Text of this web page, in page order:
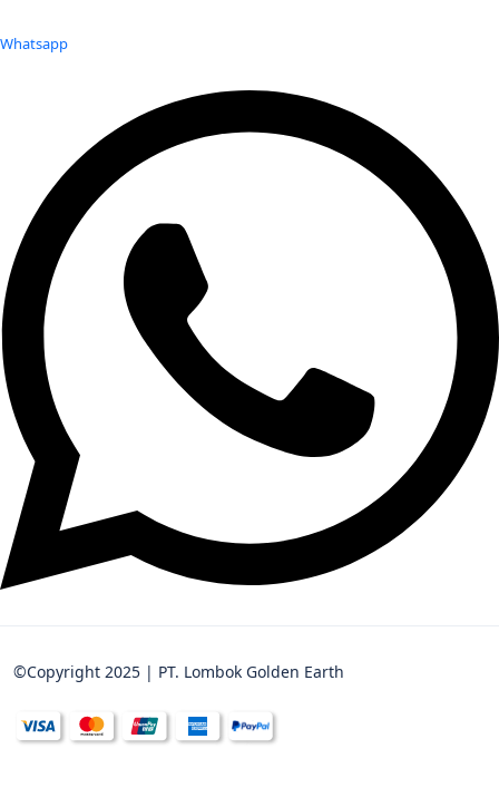
Whatsapp
©Copyright 2025 | PT. Lombok Golden Earth